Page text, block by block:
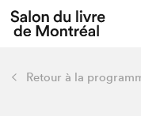
Tout sur
retour
Retour à la